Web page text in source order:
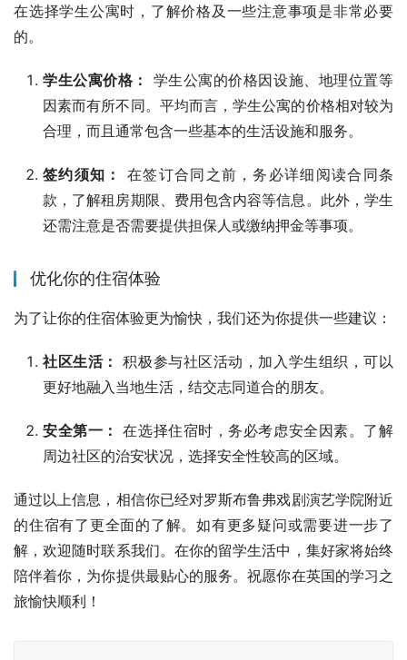
在选择学生公寓时，了解价格及一些注意事项是非常必要
的。
学生公寓价格：
学生公寓的价格因设施、地理位置等
因素而有所不同。平均而言，学生公寓的价格相对较为
合理，而且通常包含一些基本的生活设施和服务。
签约须知：
在签订合同之前，务必详细阅读合同条
款，了解租房期限、费用包含内容等信息。此外，学生
还需注意是否需要提供担保人或缴纳押金等事项。
优化你的住宿体验
为了让你的住宿体验更为愉快，我们还为你提供一些建议：
社区生活： 积极参与社区活动，加入学生组织，可以
更好地融入当地生活，结交志同道合的朋友。
安全第一： 在选择住宿时，务必考虑安全因素。了解
周边社区的治安状况，选择安全性较高的区域。
通过以上信息，相信你已经对罗斯布鲁弗戏剧演艺学院附近
的住宿有了更全面的了解。如有更多疑问或需要进一步了
解，欢迎随时联系我们。在你的留学生活中，集好家将始终
陪伴着你，为你提供最贴心的服务。祝愿你在英国的学习之
旅愉快顺利！